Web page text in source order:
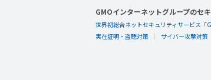
GMOインターネットグループのセ
世界初総合ネットセキュリティサービス「
実在証明・盗聴対策
サイバー攻撃対策